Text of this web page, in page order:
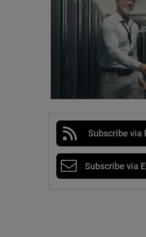
Subscribe via
Subscribe via